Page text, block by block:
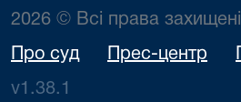
2026 © Всі права захищені
Про суд Прес-центр
v1.38.1